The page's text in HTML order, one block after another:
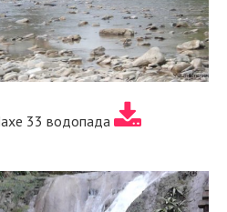
33 водопада